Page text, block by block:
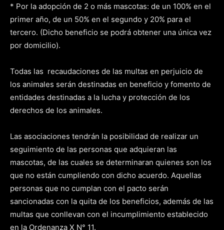
* Por la adopción de 2 o más mascotas: de un 100% en el
primer año, de un 50% en el segundo y 20% para el
tercero. (Dicho beneficio se podrá obtener una única vez
por domicilio).
Todas las recaudaciones de las multas en perjuicio de
los animales serán destinadas en beneficio y fomento de
entidades destinadas a la lucha y protección de los
derechos de los animales.
Las asociaciones tendrán la posibilidad de realizar un
seguimiento de las personas que adquieran las
mascotas, de las cuales se determinaran quienes son los
que no están cumpliendo con dicho acuerdo. Aquellas
personas que no cumplan con el pacto serán
sancionadas con la quita de los beneficios, además de las
multas que conllevan con el incumplimiento establecido
en la Ordenanza X N° 11.